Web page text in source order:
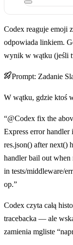
Codex reaguje emoji
odpowiada linkiem.
wynik w wątku (jeśli
Prompt: Zadanie
W wątku, gdzie ktoś
“@Codex fix the
Express error
res.json() after next()
handler bail out when
in tests/middleware/
op.”
Codex czyta całą
tracebacka — ale
zamienia mgliste